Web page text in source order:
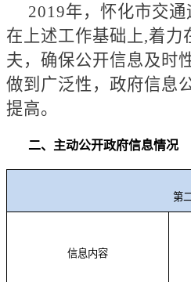
2019年，怀化市交
在上述工作基础上,着力
夫，确保公开信息及时
做到广泛性，政府信息
提高。
二、主动公开政府信息情况
第
信息内容